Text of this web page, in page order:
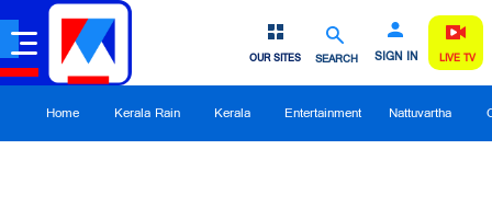
SEARCH SIGN IN
OUR SITES LIVE TV
Home Kerala Rain Kerala Entertainment Nattuvartha